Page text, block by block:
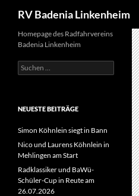
Inhalt
springen
RV Badenia Linkenheim
Homepage des Radfahrvereins
Badenia Linkenheim
Suchen
nach:
NEUESTE BEITRÄGE
Simon Köhnlein siegt in Bann
Nico und Laurens Köhnlein in
Mehlingen am Start
Radklassiker und BaWü-
Schüler-Cup in Reute am
26.07.2026